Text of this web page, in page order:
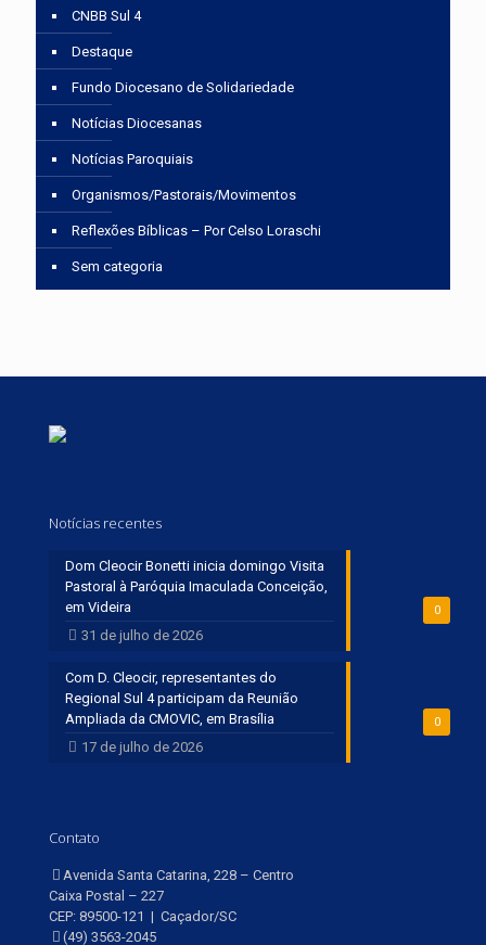
CNBB Sul 4
Destaque
Fundo Diocesano de Solidariedade
Notícias Diocesanas
Notícias Paroquiais
Organismos/Pastorais/Movimentos
Reflexões Bíblicas – Por Celso Loraschi
Sem categoria
Notícias recentes
0
Dom Cleocir Bonetti inicia domingo Visita
Pastoral à Paróquia Imaculada Conceição,
em Videira
31 de julho de 2026
0
Com D. Cleocir, representantes do
Regional Sul 4 participam da Reunião
Ampliada da CMOVIC, em Brasília
17 de julho de 2026
Contato
Avenida Santa Catarina, 228 – Centro
Caixa Postal – 227
CEP: 89500-121 | Caçador/SC
(49) 3563-2045